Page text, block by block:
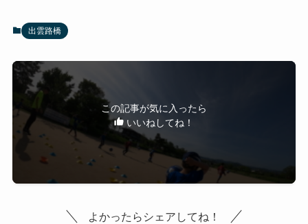
出雲路橋
この記事が気に入ったら
いいねしてね！
よかったらシェアしてね！